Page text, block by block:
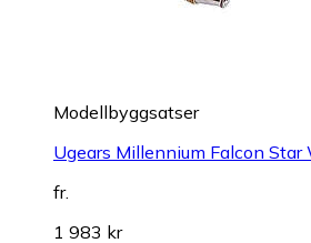
Modellbyggsatser
Ugears Millennium Falcon Star
fr.
1 983 kr